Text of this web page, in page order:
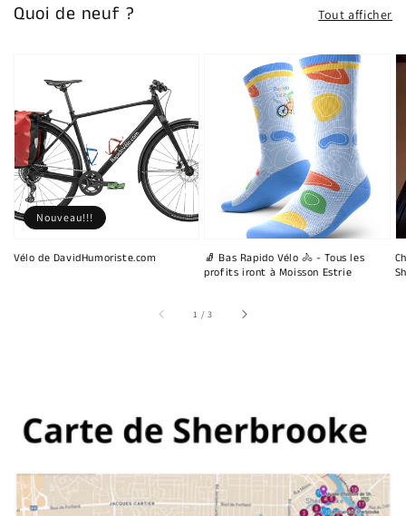
Quoi de neuf ? Tout afficher
Vélo de DavidHumoriste.com
Nouveau!!!
🧦 Bas Rapido Vélo 🚴 - Tous les
profits iront à Moisson Estrie
1 /sur
3